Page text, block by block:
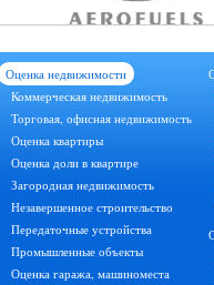
Оценка недвижимости
Коммерческая недвижимость
Торговая, офисная недвижимость
Оценка квартиры
Оценка доли в квартире
Загородная недвижимость
Незавершенное строительство
Передаточные устройства
Промышленные объекты
Оценка гаража, машиноместа